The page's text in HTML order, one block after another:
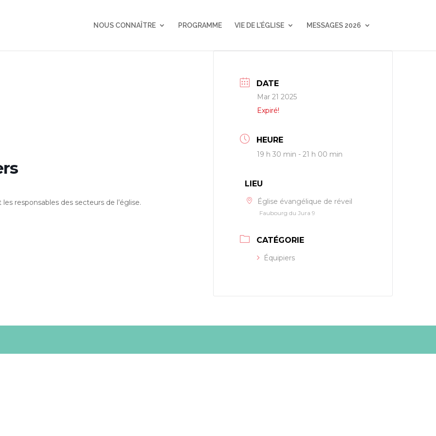
NOUS CONNAÎTRE PROGRAMME VIE DE L’ÉGLISE MESSAGES 2026
responsables des secteurs de l’église.
DATE
Mar 21 2025
Expiré!
HEURE
19 h 30 min - 21 h 00 min
LIEU
Église évangélique de réveil
Faubourg du Jura 9
CATÉGORIE
Équipiers